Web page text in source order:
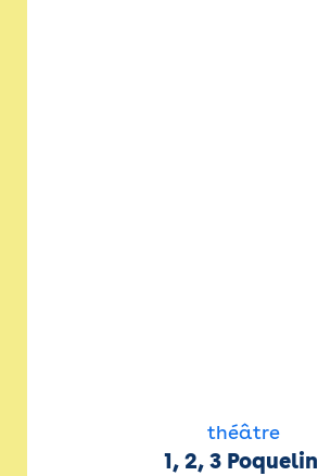
théâtre
1, 2, 3 Poquelin